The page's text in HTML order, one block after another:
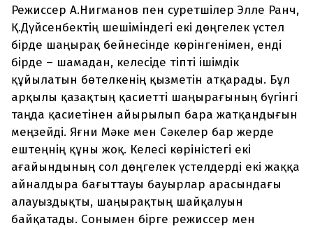
Режиссер А.Нигманов пен суретшілер Элле Ранч,
Қ.Дүйсенбектің шешіміндегі екі дөңгелек үстел
бірде шаңырақ бейнесінде көрінгенімен, енді
бірде – шамадан, келесіде тіпті ішімдік
құйылатын бөтелкенің қызметін атқарады. Бұл
арқылы қазақтың қасиетті шаңырағының бүгінгі
таңда қасиетінен айырылып бара жатқандығын
меңзейді. Яғни Мәке мен Сәкелер бар жерде
ештеңнің құны жоқ. Келесі көріністегі екі
ағайындының сол дөңгелек үстелдерді екі жаққа
айналдыра бағыттауы бауырлар арасындағы
алауыздықты, шаңырақтың шайқалуын
байқатады. Сонымен бірге режиссер мен